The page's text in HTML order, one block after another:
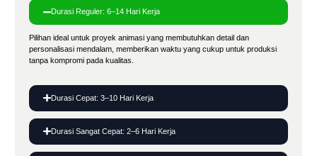
Durasi Reguler: 6–14 Hari Kerja
Pilihan ideal untuk proyek animasi yang membutuhkan detail dan
personalisasi mendalam, memberikan waktu yang cukup untuk produksi
tanpa kompromi pada kualitas.
Durasi Cepat: 3–10 Hari Kerja
Durasi Sangat Cepat: 2–6 Hari Kerja